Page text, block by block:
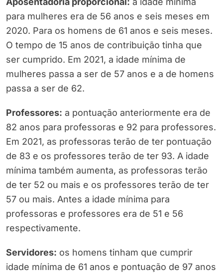
para mulheres era de 56 anos e seis meses em
2020. Para os homens de 61 anos e seis meses.
O tempo de 15 anos de contribuição tinha que
ser cumprido. Em 2021, a idade mínima de
mulheres passa a ser de 57 anos e a de homens
passa a ser de 62.
Professores: a pontuação anteriormente era de
82 anos para professoras e 92 para professores.
Em 2021, as professoras terão de ter pontuação
de 83 e os professores terão de ter 93. A idade
mínima também aumenta, as professoras terão
de ter 52 ou mais e os professores terão de ter
57 ou mais. Antes a idade mínima para
professoras e professores era de 51 e 56
respectivamente.
Servidores: os homens tinham que cumprir
idade mínima de 61 anos e pontuação de 97 anos